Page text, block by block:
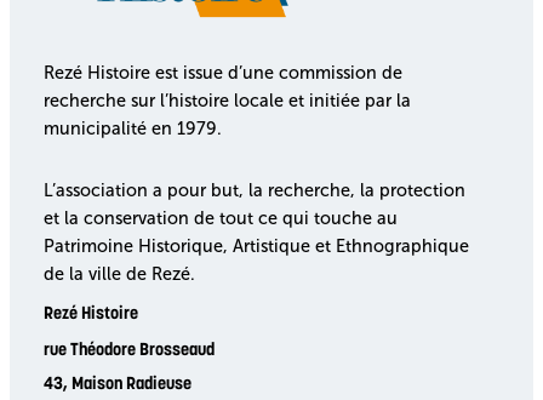
Rezé Histoire est issue d’une commission de
recherche sur l’histoire locale et initiée par la
municipalité en 1979.
L’association a pour but, la recherche, la protection
et la conservation de tout ce qui touche au
Patrimoine Historique, Artistique et Ethnographique
de la ville de Rezé.
Rezé Histoire
rue Théodore Brosseaud
43, Maison Radieuse